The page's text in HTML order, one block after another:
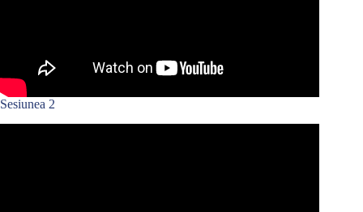
Sesiunea 2